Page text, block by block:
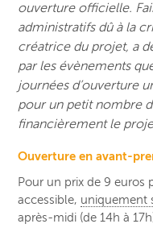
ouverture officielle.
administratifs dû à la
créatrice du projet, a
par les évènements
journées d’ouverture
pour un petit nombre
financièrement le
Ouverture en avant-
Pour un prix de 9 euros
accessible, uniquement
après-midi (de 14h à